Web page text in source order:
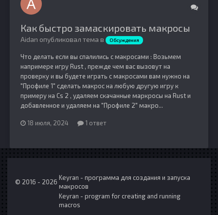
Как быстро замаскировать макросы
Aidan опубликовал тема в Обсуждения
Что делать если вы спалились с макросами : Возьмем
напримере игру Rust , прежде чем вас вызовут на
проверку и вы будете играть с макросами вам нужно на
"Профиле 1" сделать макрос на любую другую игру к
примеру на Cs 2 , удаляем скачанные маркросы на Rust и
добавленное и удаляем на "Профиле 2" макро...
18 июля, 2024 1 ответ
© 2016 - 2026
Keyran - программа для создания и запуска
макросов
Keyran - program for creating and running
macros